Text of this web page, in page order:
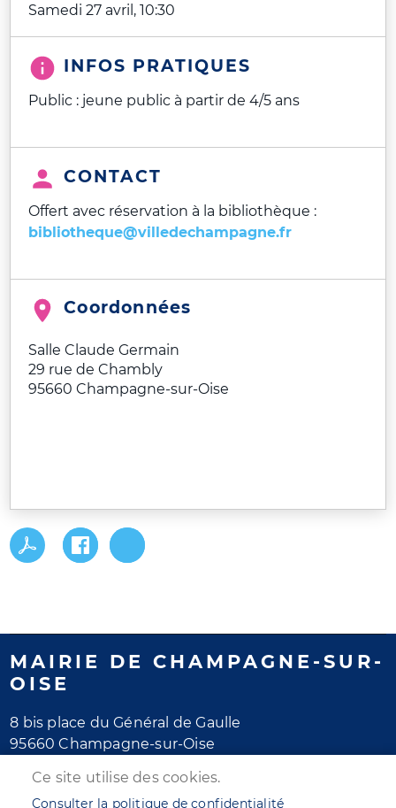
Samedi 27 avril, 10:30
INFOS PRATIQUES
Public : jeune public à partir de 4/5 ans
CONTACT
Offert avec réservation à la bibliothèque :
bibliotheque@villedechampagne.fr
Coordonnées
Salle Claude Germain
29 rue de Chambly
95660 Champagne-sur-Oise
MAIRIE DE CHAMPAGNE-SUR-
OISE
8 bis place du Général de Gaulle
95660 Champagne-sur-Oise
Horaires d'ouverture
Ce site utilise des cookies.
Consulter la politique de confidentialité